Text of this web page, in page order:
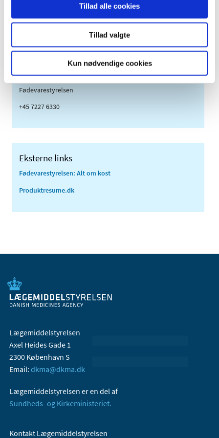
Tillad alle cookies
Tillad valgte
Kun nødvendige cookies
Bromatolog
Fødevarestyrelsen
+45 7227 6330
Eksterne links
Fødevarestyrelsen: Alt om kost
Produktresume.dk
Lægemiddelstyrelsen
Axel Heides Gade 1
2300 København S
Email: dkma@dkma.dk
Lægemiddelstyrelsen er en del af
Sundheds- og Kirkeministeriet.
Kontakt Lægemiddelstyrelsen